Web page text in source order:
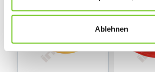
links klicken. Weitere Informationen zur
Ablehnen